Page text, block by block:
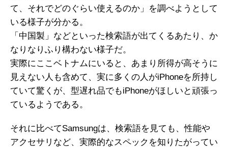
て、それでどのぐらい使えるのか」を調べようとして
いる様子が分かる。
「中国製」などといった検索語が出てくるあたり、か
なりなりふり構わない様子だ。
実際にここベトナムにいると、あまり所得が高そうに
見えない人も含めて、実に多くの人がiPhoneを所持し
ていて驚くが、型遅れ品でもiPhoneがほしいと頑張っ
ているようである。
それに比べてSamsungは、検索語を見ても、性能や
アクセサリなど、実際的なスペックを知りたがってい